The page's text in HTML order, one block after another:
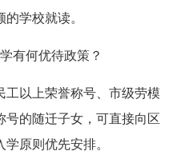
的学校就读。
有何优待政策？
工以上荣誉称号、市级劳模
号的随迁子女，可直接向区
原则优先安排。